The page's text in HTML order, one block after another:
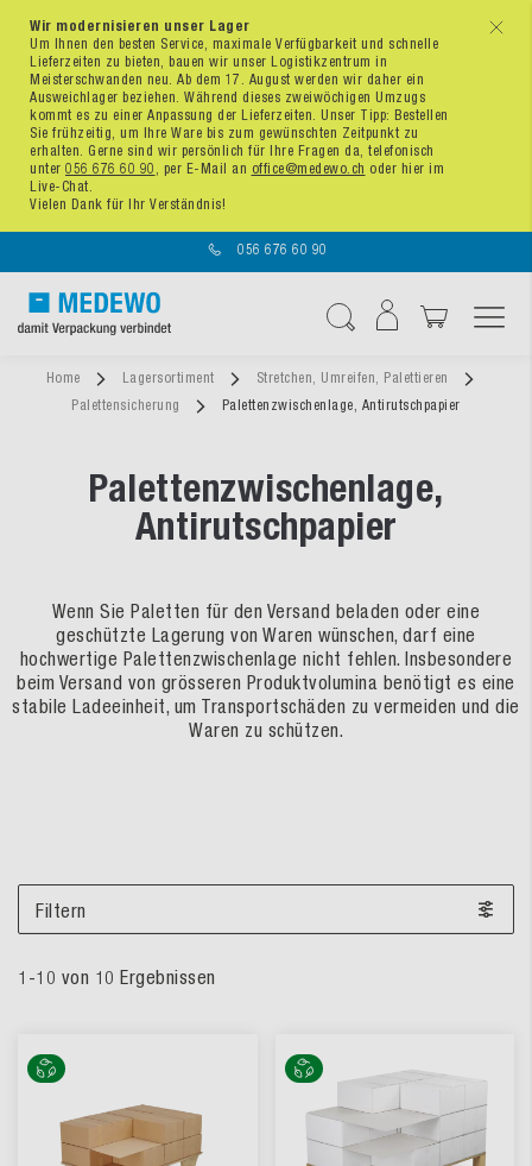
x
Wir modernisieren unser Lager
Um Ihnen den besten Service, maximale Verfügbarkeit und schnelle
Lieferzeiten zu bieten, bauen wir unser Logistikzentrum in
Meisterschwanden neu. Ab dem 17. August werden wir daher ein
Ausweichlager beziehen. Während dieses zweiwöchigen Umzugs
kommt es zu einer Anpassung der Lieferzeiten. Unser Tipp: Bestellen
Sie frühzeitig, um Ihre Ware bis zum gewünschten Zeitpunkt zu
erhalten. Gerne sind wir persönlich für Ihre Fragen da, telefonisch
unter 056 676 60 90 , per E-Mail an office@medewo.ch oder hier im
Live-Chat.
Vielen Dank für Ihr Verständnis!
056 676 60 90
Home Lagersortiment
Stretchen, Umreifen, Palettieren
Palettensicherung
Palettenzwischenlage, Antirutschpapier
Palettenzwischenlage,
Antirutschpapier
Wenn Sie Paletten für den Versand beladen oder eine
geschützte Lagerung von Waren wünschen, darf eine
hochwertige Palettenzwischenlage nicht fehlen. Insbesondere
beim Versand von grösseren Produktvolumina benötigt es eine
stabile Ladeeinheit, um Transportschäden zu vermeiden und die
Waren zu schützen.
1 -10 von 10 Ergebnissen
Filtern